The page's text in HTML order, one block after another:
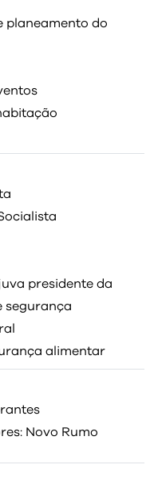
planeamento do
presidente da
segurança
alimentar
Novo Rumo